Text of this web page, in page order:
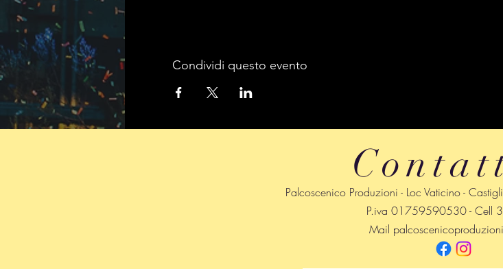
Condividi questo evento
Palcoscenico Produzioni - Loc Vaticino -
P.iva 01759590530 - Cell
Mail